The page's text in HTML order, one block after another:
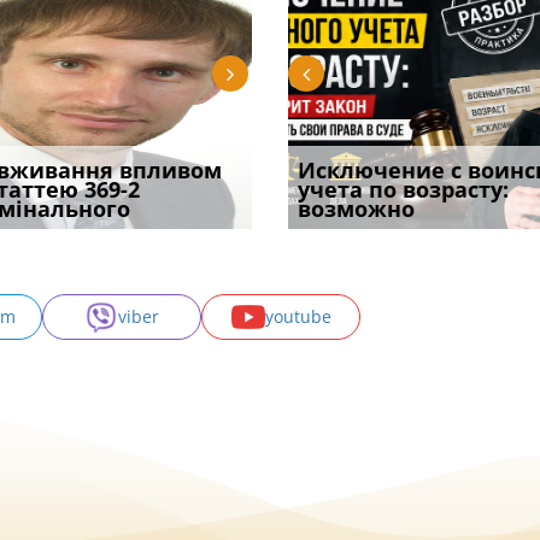
військової
за ігн
Чоловік помер, але
позика залишилася: як
фраза «на
впливом
369-2
Переоформлення
відстрочки за іншою
підставою: нов
у житлі або офісі:
діяти з перших
Исключение с
учета по возрасту:
возможно
При зарахуванні в
покарання днів
тримання пі
viber youtube